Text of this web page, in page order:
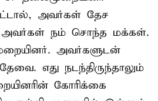
அவர்கள் தேச
அவர்கள் நம் சொந்த மக்கள்.
அவர்களுடன்
எது நடந்திருந்தாலும்
கோரிக்கை